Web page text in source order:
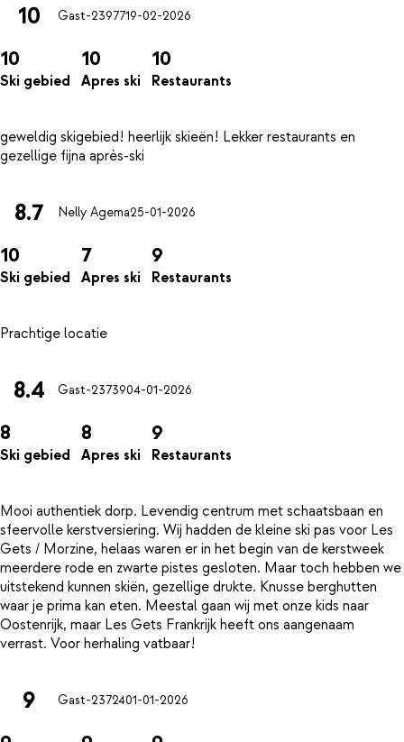
10 Gast-2397719-02-2026
10
Ski gebied
10
Apres ski
10
Restaurants
geweldig skigebied! heerlijk skieën! Lekker restaurants en
8.7 Nelly Agema25-01-2026
10
Ski gebied
7
Apres ski
9
Restaurants
8.4 Gast-2373904-01-2026
8
Ski gebied
8
Apres ski
9
Restaurants
Mooi authentiek dorp. Levendig centrum met schaatsbaan en
sfeervolle kerstversiering. Wij hadden de kleine ski pas voor Les
Gets / Morzine, helaas waren er in het begin van de kerstweek
meerdere rode en zwarte pistes gesloten. Maar toch hebben we
uitstekend kunnen skiën, gezellige drukte. Knusse berghutten
waar je prima kan eten. Meestal gaan wij met onze kids naar
Oostenrijk, maar Les Gets Frankrijk heeft ons aangenaam
9 Gast-2372401-01-2026